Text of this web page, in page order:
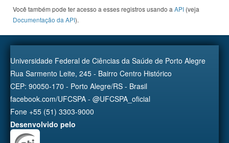
Você também pode ter acesso a esses registros usando a API (veja
Documentação da API).
Universidade Federal de Ciências da Saúde de Porto Alegre
Rua Sarmento Leite, 245 - Bairro Centro Histórico
CEP: 90050-170 - Porto Alegre/RS - Brasil
facebook.com/UFCSPA - @UFCSPA_oficial
Fone +55 (51) 3303-9000
Desenvolvido pelo